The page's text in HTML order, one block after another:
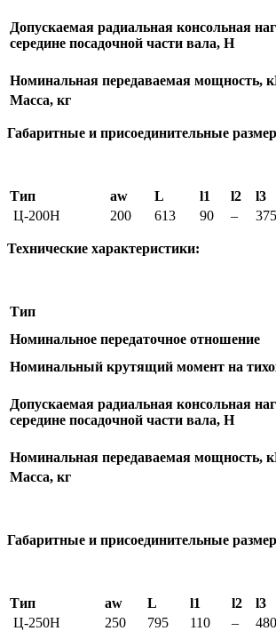
Допускаемая радиальная консольная
середине посадочной части вала, Н
Номинальная передаваемая мощность,
Масса, кг
Габаритные и присоединительные
Тип aw L l1 l2 l3
Ц-200Н
200 613 90 – 375
Технические характеристики:
Тип
Номинальное передаточное отношение
Номинальный крутящий момент на
Допускаемая радиальная консольная
середине посадочной части вала, Н
Номинальная передаваемая мощность,
Масса, кг
Габаритные и присоединительные
Тип aw L l1 l2 l3
Ц-250Н
250 795 110 – 480